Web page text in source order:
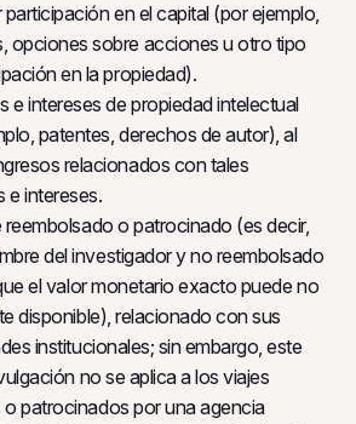
participación en el capital (por ejemplo,
opciones sobre acciones u otro tipo
en la propiedad).
e intereses de propiedad intelectual
patentes, derechos de autor), al
relacionados con tales
e intereses.
reembolsado o patrocinado (es decir,
del investigador y no reembolsado
el valor monetario exacto puede no
disponible), relacionado con sus
institucionales; sin embargo, este
no se aplica a los viajes
patrocinados por una agencia